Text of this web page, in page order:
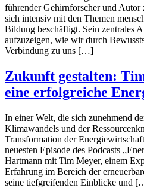
führender Gehirnforscher und
sich intensiv mit den Themen
Bildung beschäftigt. Sein zentrales
aufzuzeigen, wie wir durch
Verbindung zu uns […]
Zukunft gestalten:
eine erfolgreiche
In einer Welt, die sich zunehmend
Klimawandels und der
Transformation der
neuesten Episode des Podcasts
Hartmann mit Tim Meyer, einem
Erfahrung im Bereich der
seine tiefgreifenden Einblicke und